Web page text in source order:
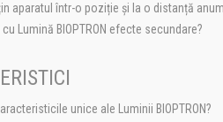
aparatul într-o poziție și la o distanță
Lumină BIOPTRON efecte secundare?
unice ale Luminii BIOPTRON?